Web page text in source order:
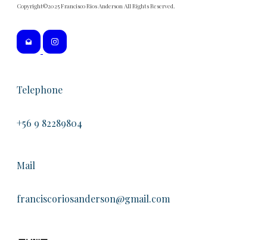
Copyright©2025 Francisco Rios Anderson All Rights Reserved.
Telephone
+56 9 82289804
Mail
franciscoriosanderson@gmail.com